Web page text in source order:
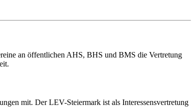
an öffentlichen AHS, BHS und BMS die Vertretung
mit. Der LEV-Steiermark ist als Interessensvertretung